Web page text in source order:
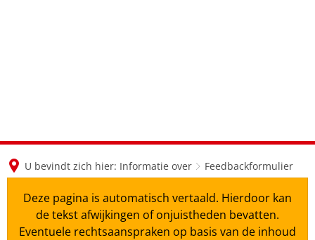
U bevindt zich hier: Informatie over Feedbackformulier
Deze pagina is automatisch vertaald. Hierdoor kan
de tekst afwijkingen of onjuistheden bevatten.
Eventuele rechtsaanspraken op basis van de inhoud